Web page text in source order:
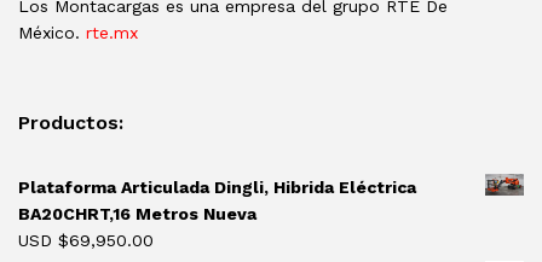
Los Montacargas es una empresa del grupo RTE De
México. rte.mx
Productos:
Plataforma Articulada Dingli, Hibrida Eléctrica
BA20CHRT,16 Metros Nueva
USD $69,950.00